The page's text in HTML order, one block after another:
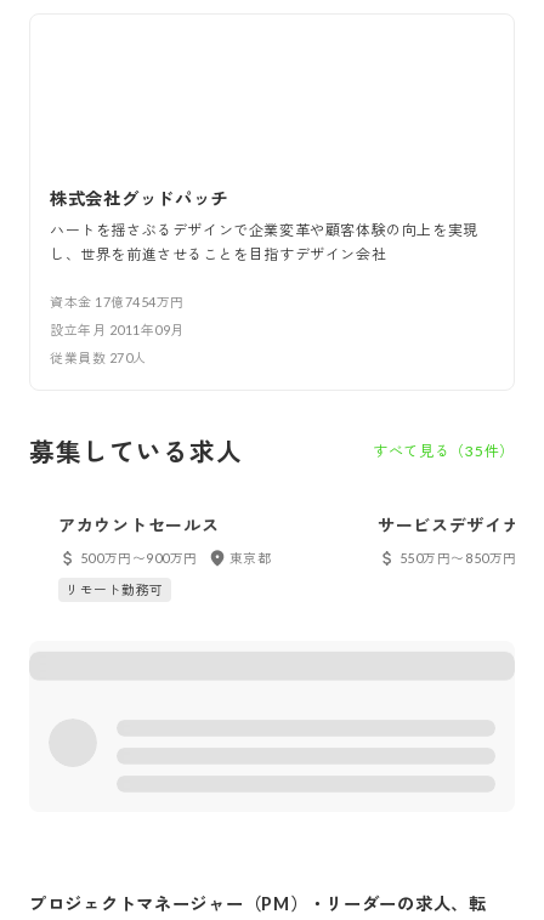
株式会社グッドパッチ
ハートを揺さぶるデザインで企業変革や顧客体験の向上を実現
し、世界を前進させることを目指すデザイン会社
資本金 17億7454万円
設立年月 2011年09月
従業員数 270人
募集している求人 すべて見る（35件）
アカウントセールス
500万円〜900万円
東京都
リモート勤務可
サービスデザイナー
550万円〜850万円
プロジェクトマネージャー（PM）・リーダーの求人、転